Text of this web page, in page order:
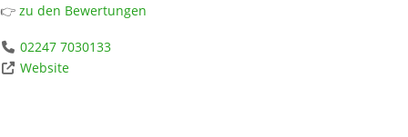
👉 zu den Bewertungen
02247 7030133
Website